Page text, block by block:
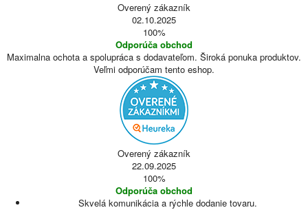
Overený zákazník
02.10.2025
100%
Odporúča obchod
Maximalna ochota a spolupráca s dodavateľom. Široká ponuka produktov.
Veľmi odporúčam tento eshop.
Overený zákazník
22.09.2025
100%
Odporúča obchod
Skvelá komunikácia a rýchle dodanie tovaru.